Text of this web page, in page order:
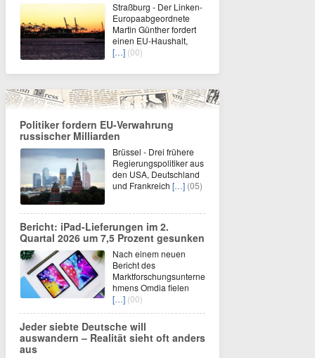
Straßburg - Der Linken-
Europaabgeordnete
Martin Günther fordert
einen EU-Haushalt,
[…] (00)
Politiker fordern EU-Verwahrung
russischer Milliarden
Brüssel - Drei frühere
Regierungspolitiker aus
den USA, Deutschland
und Frankreich […] (05)
Bericht: iPad-Lieferungen im 2.
Quartal 2026 um 7,5 Prozent gesunken
Nach einem neuen
Bericht des
Marktforschungsunterne
hmens Omdia fielen
[…] (00)
Jeder siebte Deutsche will
auswandern – Realität sieht oft anders
aus